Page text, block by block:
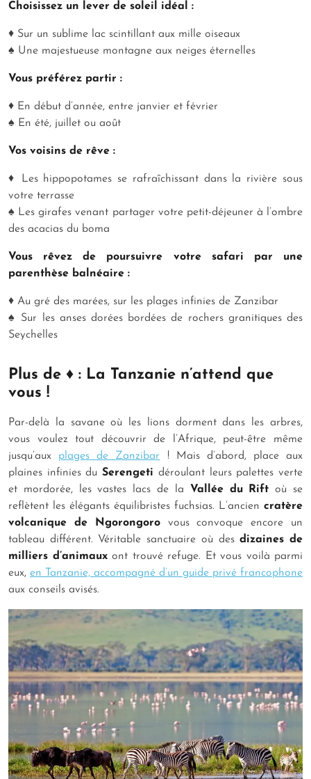
Choisissez un lever de soleil idéal :
♦ Sur un sublime lac scintillant aux mille oiseaux
♠ Une majestueuse montagne aux neiges éternelles
Vous préférez partir :
♦ En début d’année, entre janvier et février
♠ En été, juillet ou août
Vos voisins de rêve :
♦ Les hippopotames se rafraîchissant dans la rivière sous
votre terrasse
♠ Les girafes venant partager votre petit-déjeuner à l’ombre
des acacias du boma
Vous rêvez de poursuivre votre safari par une
parenthèse balnéaire :
♦ Au gré des marées, sur les plages infinies de Zanzibar
♠ Sur les anses dorées bordées de rochers granitiques des
Seychelles
Plus de ♦ : La Tanzanie n’attend que
vous !
Par-delà la savane où les lions dorment dans les arbres,
vous voulez tout découvrir de l’Afrique, peut-être même
jusqu’aux plages de Zanzibar ! Mais d’abord, place aux
plaines infinies duSerengeti déroulant leurs palettes verte
et mordorée, les vastes lacs de la Vallée du Rift où se
reflètent les élégants équilibristes fuchsias. L’ancien cratère
volcanique de Ngorongoro vous convoque encore un
tableau différent. Véritable sanctuaire où desdizaines de
milliers d’animauxont trouvé refuge. Et vous voilà parmi
eux, en Tanzanie, accompagné d’un guide privé francophone
aux conseils avisés.